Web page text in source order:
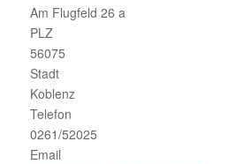
Am Flugfeld 26 a
PLZ
56075
Stadt
Koblenz
Telefon
0261/52025
Email